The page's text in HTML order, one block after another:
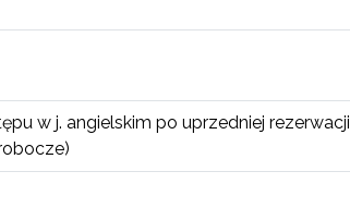
w j. angielskim po uprzedniej rezerwacji